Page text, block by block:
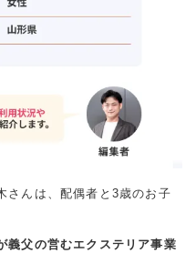
さんは、配偶者と3歳のお子
義父の営むエクステリア事業